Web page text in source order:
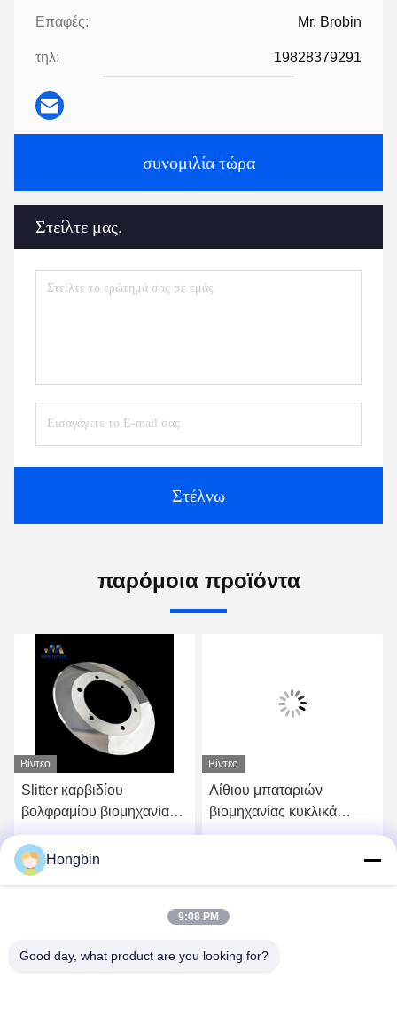
Επαφές: Mr. Brobin
τηλ: 19828379291
συνομιλία τώρα
Στείλτε μας.
Στέλνω
παρόμοια προϊόντα
Βίντεο
Slitter καρβιδίου
βολφραμίου βιομηχανίας
μπαταριών ηλεκτροδίων
λίθιου περιστροφική
λείανση λεπίδων
Βίντεο
Λίθιου μπαταριών
βιομηχανίας κυκλικά
Slitters OD130 κοπτών
Hongbin
9:08 PM
Good day, what product are you looking for?